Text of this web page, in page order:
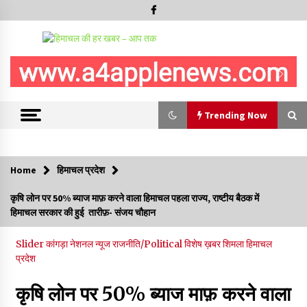
Trending Now
सुधीर शर्मा अपनी बोल-वाणी सुधारें, हिमाचली संस्कृति के अनुरूप करें भाषा का
प्रयोग- राजेश धर्माणी
08/08/2026
Home हिमाचल प्रदेश
कृषि लोन पर 50% ब्याज माफ़ करने वाला हिमाचल पहला राज्य, राष्टीय बैठक में
हिमाचल सरकार की हुई तारीफ़- संजय चौहान
Sliderकांगड़ानेशनल न्यूजराजनीति/Politicalविशेष ख़बरशिमलाहिमाचल
प्रदेश
कृषि लोन पर 50% ब्याज माफ़ करने वाला